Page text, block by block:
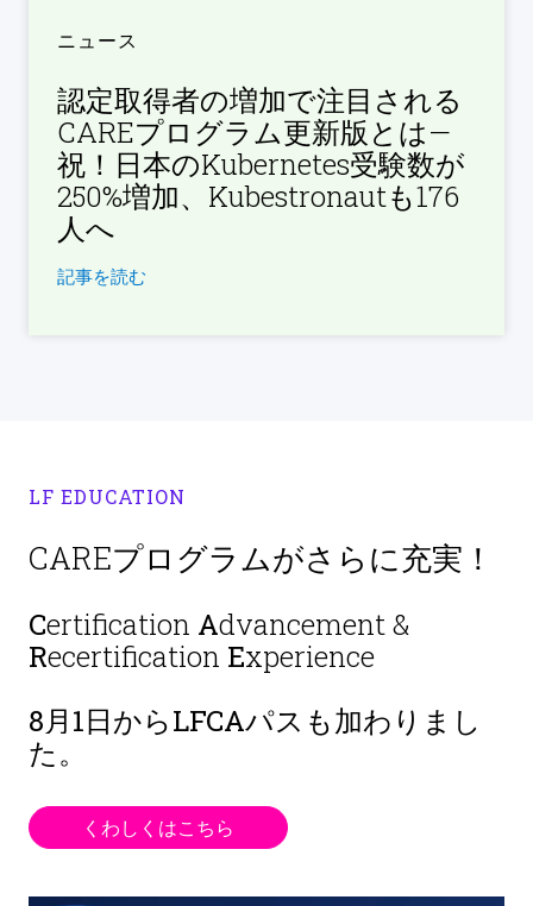
ニュース
認定取得者の増加で注目される
CAREプログラム更新版とは—
祝！日本のKubernetes受験数が
250%増加、Kubestronautも176
人へ
記事を読む
LF EDUCATION
CAREプログラムがさらに充実！
Certification Advancement &
Recertification Experience
8月1日からLFCAパスも加わりまし
た。
くわしくはこちら